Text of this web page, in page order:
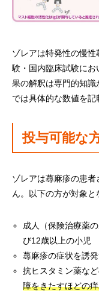
ゾレアは特発性の慢
験・国内臨床試験に
果の解釈は専門的知識
では具体的な数値を記
投与可能な
ゾレアは蕁麻疹の患
ん。以下の方が対象と
成人（保険治療薬
び12歳以上の小児
蕁麻疹の症状を誘
抗ヒスタミン薬な
障をきたすほどの